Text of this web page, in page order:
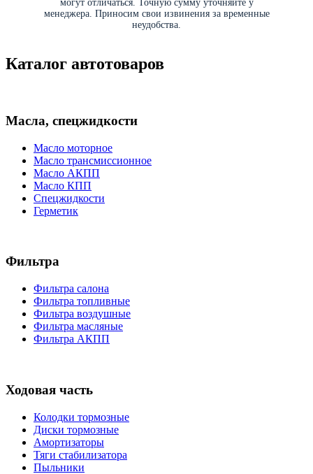
могут отличаться. Точную сумму уточняйте у
менеджера. Приносим свои извинения за временные
неудобства.
Каталог автотоваров
Масла, спецжидкости
Масло моторное
Масло трансмиссионное
Масло АКПП
Масло КПП
Спецжидкости
Герметик
Фильтра
Фильтра салона
Фильтра топливные
Фильтра воздушные
Фильтра масляные
Фильтра АКПП
Ходовая часть
Колодки тормозные
Диски тормозные
Амортизаторы
Тяги стабилизатора
Пыльники